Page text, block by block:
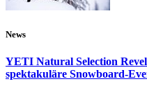
News
YETI Natural Selection
spektakuläre Snowboard-